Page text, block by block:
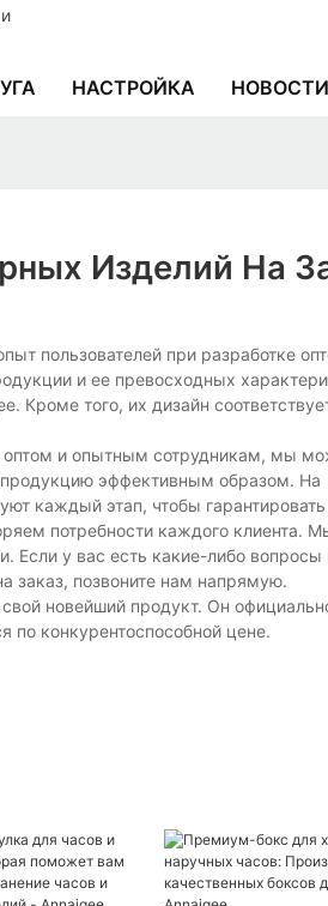
НАСТРОЙКА НОВОСТИ
Изделий На
пользователей при разработке
и ее превосходных
Кроме того, их дизайн
оптом и опытным сотрудникам, мы
продукцию эффективным образом. На
каждый этап, чтобы
потребности каждого клиента.
Если у вас есть какие-либо
заказ, позвоните нам напрямую.
новейший продукт. Он
по конкурентоспособной цене.